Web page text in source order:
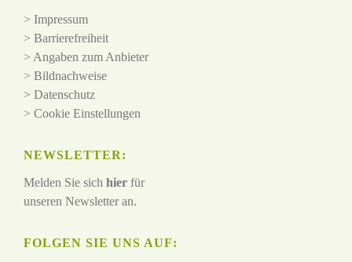
> Impressum
> Barrierefreiheit
> Angaben zum Anbieter
> Bildnachweise
> Datenschutz
> Cookie Einstellungen
NEWSLETTER:
Melden Sie sich hier für
unseren Newsletter an.
FOLGEN SIE UNS AUF: